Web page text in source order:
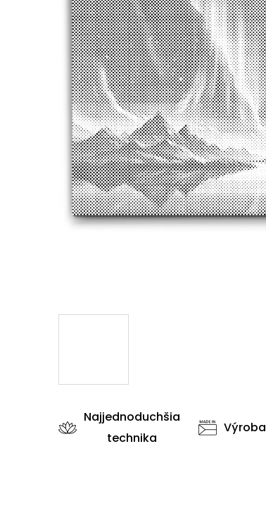
Najjednoduchšia
technika
Výroba